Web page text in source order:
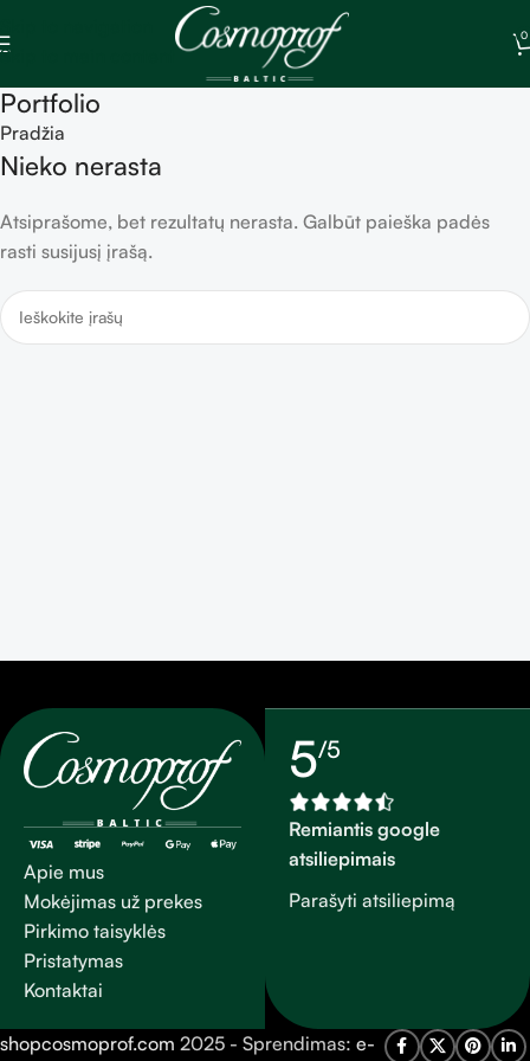
Skip to main content
0
Portfolio
Pradžia
Nieko nerasta
Atsiprašome, bet rezultatų nerasta. Galbūt paieška padės
rasti susijusį įrašą.
Apie mus
Mokėjimas už prekes
Pirkimo taisyklės
Pristatymas
Kontaktai
5/5
Remiantis google
atsiliepimais
Parašyti atsiliepimą
shopcosmoprof.com 2025 - Sprendimas: e-